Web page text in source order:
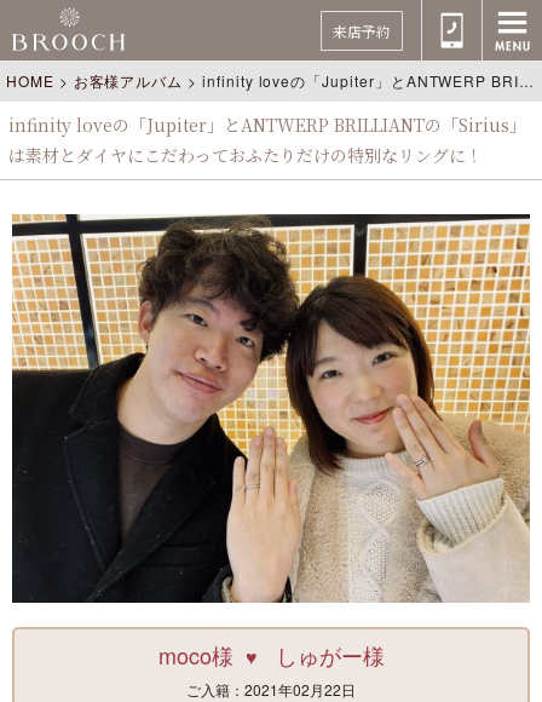
来店予約
HOME > お客様アルバム >infinity loveの「Jupiter」とANTWERP BRILLIANTの「Sirius」は素材とダイヤにこだわっておふたりだけの特別なリングに！
infinity loveの「Jupiter」とANTWERP BRILLIANTの「Sirius」
は素材とダイヤにこだわっておふたりだけの特別なリングに！
moco様 ♥ しゅがー様
ご入籍：2021年02月22日